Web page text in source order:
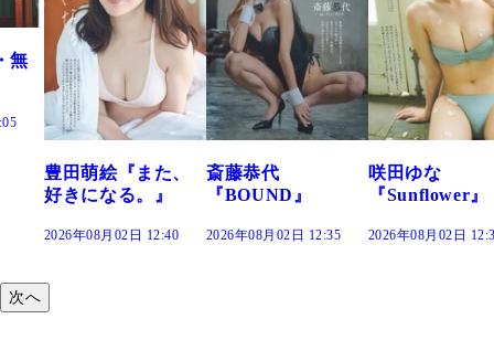
斎藤恭代
『BOUND』
2026年08月02日 12:35
咲田ゆな
『Sunflower』
2026年08月02日 12:30
藤水咲桜『花
だまり』
2026年08月02日
次へ